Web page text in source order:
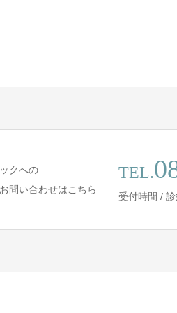
クへの
問い合わせはこちら
TEL.
受付時間 /